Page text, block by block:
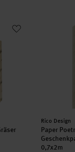
Gräser Schwarz M
Paper
Hersteller:
Rico Design
Paper
0,7x2m